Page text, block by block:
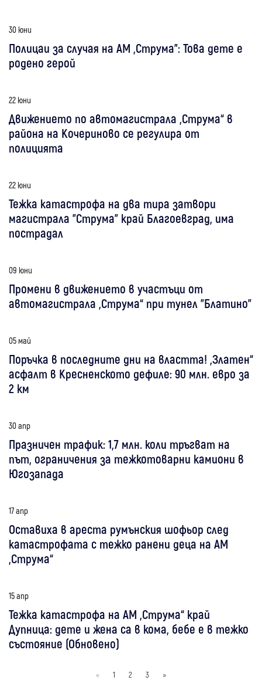
30 юни
Полицаи за случая на АМ „Струма”: Това дете е
родено герой
22 юни
Движението по автомагистрала „Струма“ в
района на Кочериново се регулира от
полицията
22 юни
Тежка катастрофа на два тира затвори
магистрала "Струма" край Благоевград, има
пострадал
09 юни
Промени в движението в участъци от
автомагистрала „Струма“ при тунел "Блатино"
05 май
Поръчка в последните дни на властта! „Златен“
асфалт в Кресненското дефиле: 90 млн. евро за
2 км
30 апр
Празничен трафик: 1,7 млн. коли тръгват на
път, ограничения за тежкотоварни камиони в
Югозапада
17 апр
Оставиха в ареста румънския шофьор след
катастрофата с тежко ранени деца на АМ
„Струма“
15 апр
Тежка катастрофа на АМ „Струма“ край
Дупница: дете и жена са в кома, бебе е в тежко
състояние (Обновено)
« 1 2 3 »